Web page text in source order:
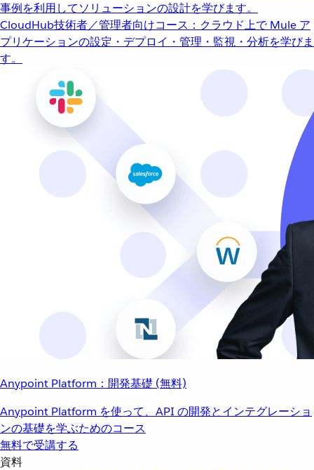
事例を利用してソリューションの設計を学びます。
CloudHub技術者／管理者向けコース：クラウド上で Mule ア
プリケーションの設定・デプロイ・管理・監視・分析を学びま
す。
Anypoint Platform：開発基礎 (無料)
Anypoint Platform を使って、API の開発とインテグレーショ
ンの基礎を学ぶためのコース
無料で受講する
資料